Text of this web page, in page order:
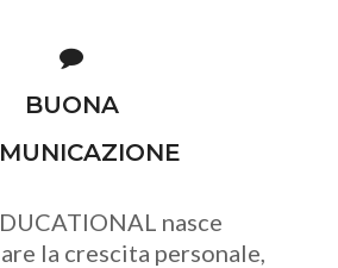
BUONA
nasce
la crescita personale,